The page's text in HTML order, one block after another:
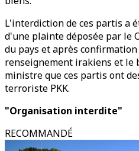
L'interdiction de ces partis a
d'une plainte déposée par le
du pays et après
renseignement irakiens et le
ministre que ces partis ont
terroriste PKK.
"Organisation interdite"
RECOMMANDÉ